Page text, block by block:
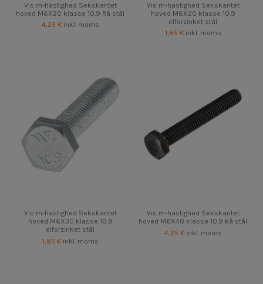
Vis m-hastighed Sekskantet
hoved M6X20 klasse 10.9 Rå stål
4,25 € inkl. moms
Vis m-hastighed Sekskantet
hoved M6X20 klasse 10.9
elforzinket stål
1,85 € inkl. moms
Vis m-hastighed Sekskantet
hoved M6X30 klasse 10.9
elforzinket stål
1,85 € inkl. moms
Vis m-hastighed Sekskantet
hoved M6X40 klasse 10.9 Rå stål
4,25 € inkl. moms